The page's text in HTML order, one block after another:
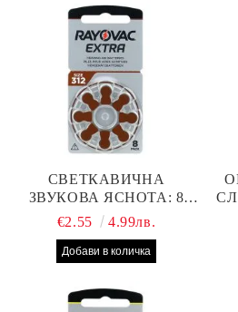
СВЕТКАВИЧНА
ЗВУКОВА ЯСНОТА: 8
БРОЯ RAYOVAC EXTRA
СЛУХОВ АПАРАТ С
€2.55 4.99лв.